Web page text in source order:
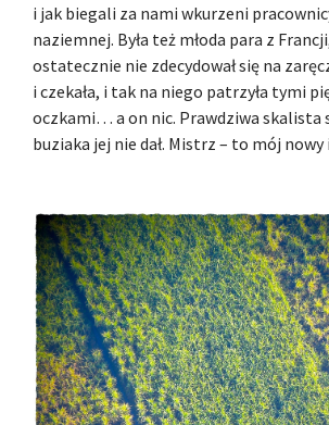
i jak biegali za nami wkurzeni
naziemnej. Była też młoda para z
ostatecznie nie zdecydował się na
i czekała, i tak na niego patrzyła tymi
oczkami… a on nic. Prawdziwa skalista
buziaka jej nie dał. Mistrz – to mój nowy